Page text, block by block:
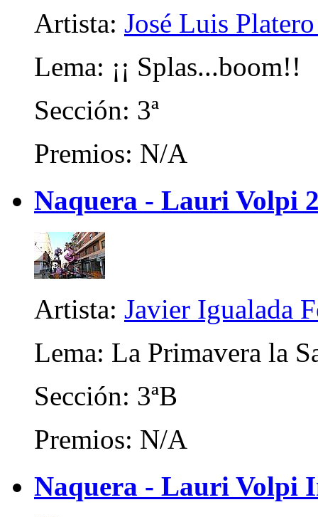
Artista: José Luis
Lema: ¡¡ Splas...boom!!
Sección: 3ª
Premios: N/A
Naquera - Lauri Volpi
Artista: Javier Igualada
Lema: La Primavera la
Sección: 3ªB
Premios: N/A
Naquera - Lauri Volpi